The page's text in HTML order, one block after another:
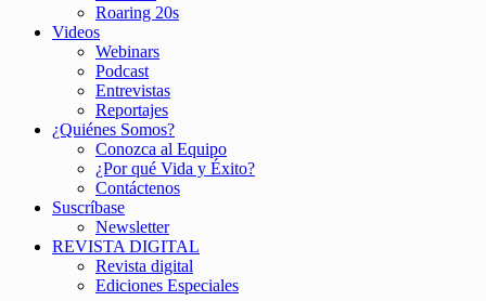
Roaring 20s
Videos
Webinars
Podcast
Entrevistas
Reportajes
¿Quiénes Somos?
Conozca al Equipo
¿Por qué Vida y Éxito?
Contáctenos
Suscríbase
Newsletter
REVISTA DIGITAL
Revista digital
Ediciones Especiales